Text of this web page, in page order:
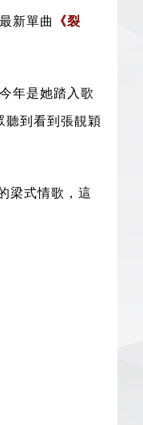
新單曲 《裂
年是她踏入歌
聽到看到張靚穎
梁式情歌， 這